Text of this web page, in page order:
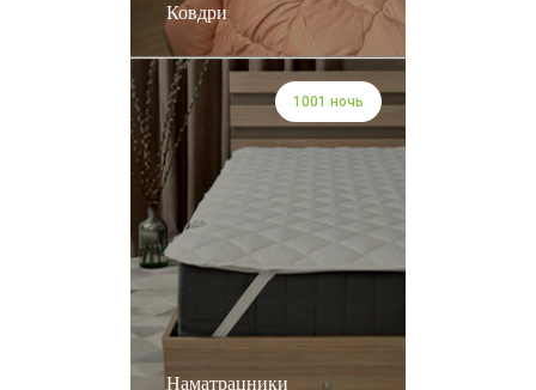
Ковдри
Наматрацники
1001 ночь